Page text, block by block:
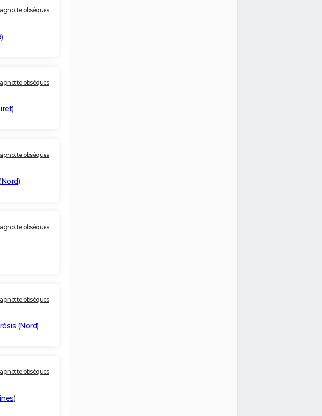
obsèques
)
obsèques
)
obsèques
(Nord)
obsèques
obsèques
(Nord)
obsèques
)